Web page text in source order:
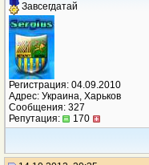
Завсегдатай
Регистрация: 04.09.2010
Адрес: Украина, Харьков
Сообщения: 327
Репутация:
170